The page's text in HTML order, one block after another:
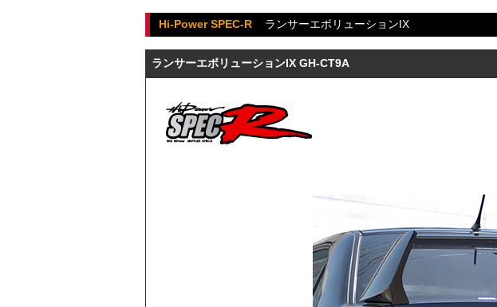
Hi-Power SPEC-R ランサーエボリューションIX
ランサーエボリューションIX GH-CT9A